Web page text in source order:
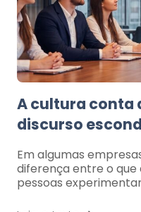
A cultura conta
discurso
Em algumas
diferença entre o que
pessoas